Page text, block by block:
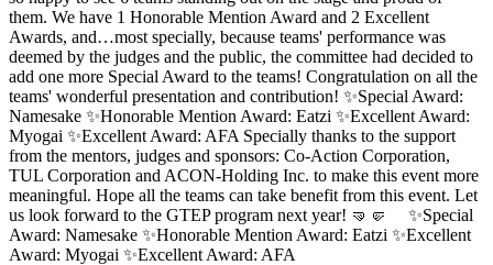
them. We have 1 Honorable Mention Award and 2 Excellent
Awards, and…most specially, because teams' performance was
deemed by the judges and the public, the committee had decided to
add one more Special Award to the teams! Congratulation on all the
teams' wonderful presentation and contribution! ✨Special Award:
Namesake ✨Honorable Mention Award: Eatzi ✨Excellent Award:
Myogai ✨Excellent Award: AFA Specially thanks to the support
from the mentors, judges and sponsors: Co-Action Corporation,
TUL Corporation and ACON-Holding Inc. to make this event more
meaningful. Hope all the teams can take benefit from this event. Let
us look forward to the GTEP program next year! 🤜🤛 ✨Special
Award: Namesake ✨Honorable Mention Award: Eatzi ✨Excellent
Award: Myogai ✨Excellent Award: AFA